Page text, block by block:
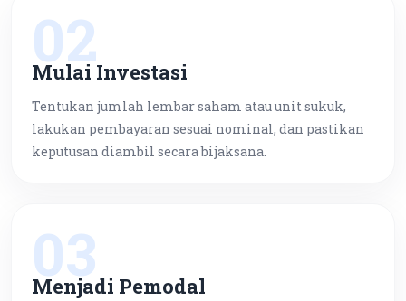
02
Mulai Investasi
Tentukan jumlah lembar saham atau unit sukuk,
lakukan pembayaran sesuai nominal, dan pastikan
keputusan diambil secara bijaksana.
03
Menjadi Pemodal